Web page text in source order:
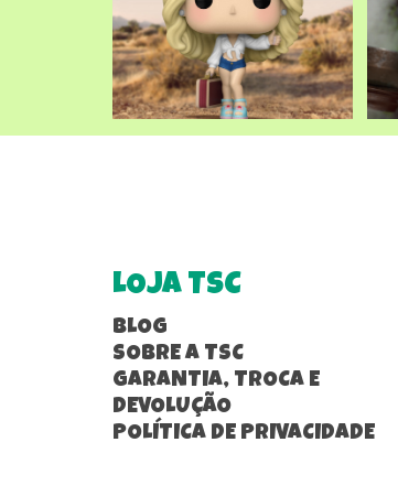
LOJA TSC
BLOG
SOBRE A TSC
GARANTIA, TROCA E
DEVOLUÇÃO
POLÍTICA DE PRIVACIDADE